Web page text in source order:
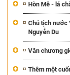
Hòn Mê - lá
Chủ tịch nước
Nguyễn Du
Văn chương
Thêm một